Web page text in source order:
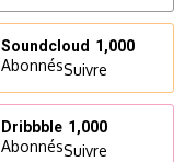
Soundcloud 1,000
AbonnésSuivre
Dribbble 1,000
AbonnésSuivre